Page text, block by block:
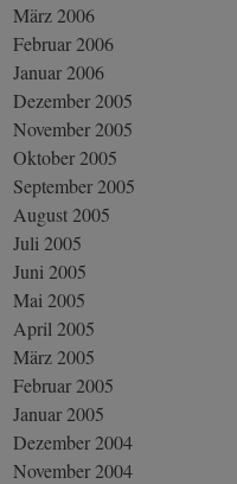
März 2006
Februar 2006
Januar 2006
Dezember 2005
November 2005
Oktober 2005
September 2005
August 2005
Juli 2005
Juni 2005
Mai 2005
April 2005
März 2005
Februar 2005
Januar 2005
Dezember 2004
November 2004